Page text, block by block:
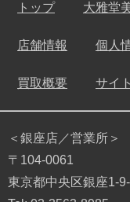
トップ 大雅堂
店舗情報 個人
買取概要 サイ
＜銀座店／営業所＞
〒104-0061
東京都中央区銀座1-